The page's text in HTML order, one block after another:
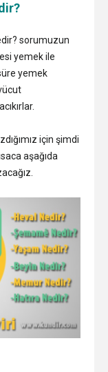
sorumuzun
yemek ile
yemek
için şimdi
aşağıda